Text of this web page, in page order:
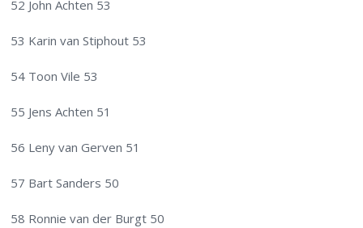
52 John Achten 53
53 Karin van Stiphout 53
54 Toon Vile 53
55 Jens Achten 51
56 Leny van Gerven 51
57 Bart Sanders 50
58 Ronnie van der Burgt 50